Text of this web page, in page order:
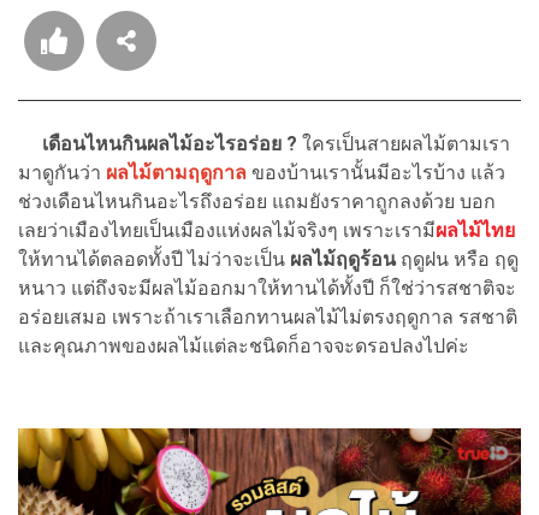
เดือนไหนกินผลไม้อะไรอร่อย ? ใครเป็นสายผลไม้ตามเรา
มาดูกันว่า ผลไม้ตามฤดูกาล ของบ้านเรานั้นมีอะไรบ้าง แล้ว
ช่วงเดือนไหนกินอะไรถึงอร่อย แถมยังราคาถูกลงด้วย บอก
เลยว่าเมืองไทยเป็นเมืองแห่งผลไม้จริงๆ เพราะเรามีผลไม้ไทย
ให้ทานได้ตลอดทั้งปี ไม่ว่าจะเป็น ผลไม้ฤดูร้อนฤดูฝน หรือ ฤดู
หนาว แต่ถึงจะมีผลไม้ออกมาให้ทานได้ทั้งปี ก็ใช่ว่ารสชาติจะ
อร่อยเสมอ เพราะถ้าเราเลือกทานผลไม้ไม่ตรงฤดูกาล รสชาติ
และคุณภาพของผลไม้แต่ละชนิดก็อาจจะดรอปลงไปค่ะ